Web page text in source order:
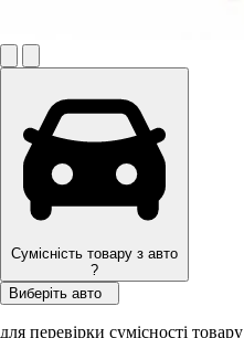
Сумісність товару з авто
?
Виберіть авто
для перевірки сумісності товару